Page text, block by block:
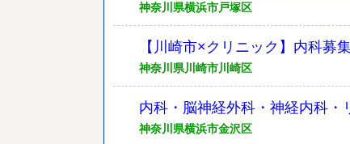
神奈川県横浜市戸塚区
【川崎市×クリニック】内科募
神奈川県川崎市川崎区
内科・脳神経外科・神経内科
神奈川県横浜市金沢区